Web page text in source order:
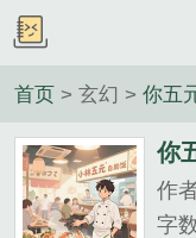
首页 > 玄幻 > 你五
你
作
字